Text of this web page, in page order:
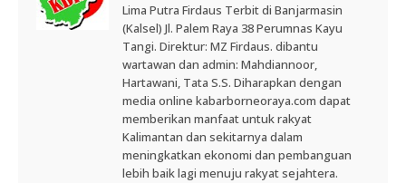
Lima Putra Firdaus Terbit di Banjarmasin
(Kalsel) Jl. Palem Raya 38 Perumnas Kayu
Tangi. Direktur: MZ Firdaus. dibantu
wartawan dan admin: Mahdiannoor,
Hartawani, Tata S.S. Diharapkan dengan
media online kabarborneoraya.com dapat
memberikan manfaat untuk rakyat
Kalimantan dan sekitarnya dalam
meningkatkan ekonomi dan pembanguan
lebih baik lagi menuju rakyat sejahtera.